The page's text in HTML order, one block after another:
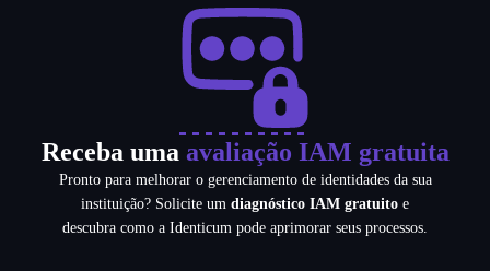
Receba uma avaliação IAM gratuita
Pronto para melhorar o gerenciamento de identidades da sua
instituição? Solicite um diagnóstico IAM gratuito e
descubra como a Identicum pode aprimorar seus processos.